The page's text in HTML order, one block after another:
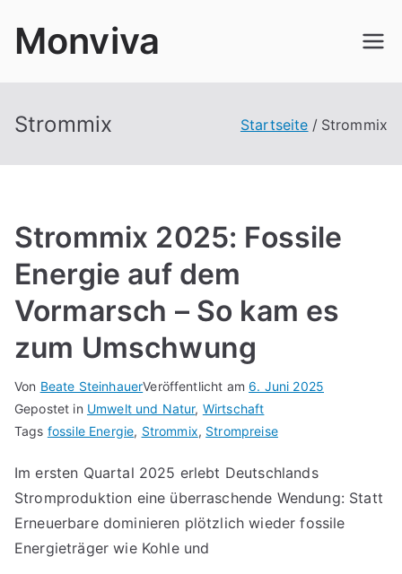
InhaltMonviva
Strommix Startseite Strommix
Strommix 2025: Fossile
Energie auf dem
Vormarsch – So kam es
zum Umschwung
Von Beate SteinhauerVeröffentlicht am 6. Juni 2025
Gepostet in Umwelt und Natur, Wirtschaft
Tags fossile Energie, Strommix, Strompreise
Im ersten Quartal 2025 erlebt Deutschlands
Stromproduktion eine überraschende Wendung: Statt
Erneuerbare dominieren plötzlich wieder fossile
Energieträger wie Kohle und